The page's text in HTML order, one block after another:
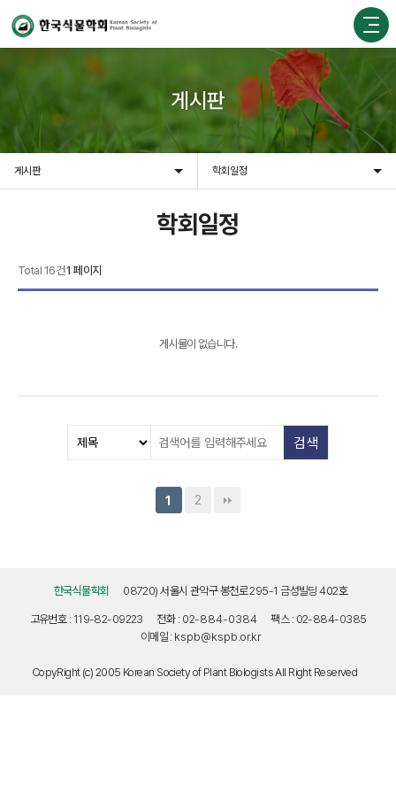
게시판
게시판 학회일정
학회일정
Total 16건1 페이지
게시물이 없습니다.
1 2
한국식물학회 08720) 서울시 관악구 봉천로 295-1 금성빌딩 402호
고유번호 : 119-82-09223 전화 : 02-884-0384
팩스 : 02-884-0385
이메일 : kspb@kspb.or.kr
CopyRight (c) 2005 Korean Society of Plant Biologists All Right Reserved